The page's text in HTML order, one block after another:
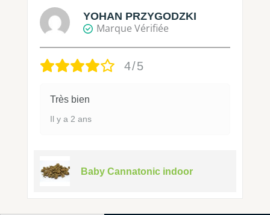
YOHAN PRZYGODZKI
Marque Vérifiée
4/5
Très bien
Il y a 2 ans
Baby Cannatonic indoor